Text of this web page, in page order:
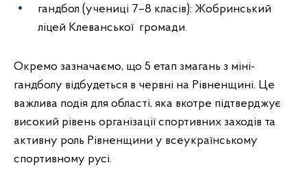
гандбол (учениці 7–8 класів): Жобринський
ліцей Клеванської громади.
Окремо зазначаємо, що 5 етап змагань з міні-
гандболу відбудеться в червні на Рівненщині. Це
важлива подія для області, яка вкотре підтверджує
високий рівень організації спортивних заходів та
активну роль Рівненщини у всеукраїнському
спортивному русі.